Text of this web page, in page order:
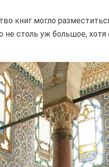
книг могло
столь уж большое,